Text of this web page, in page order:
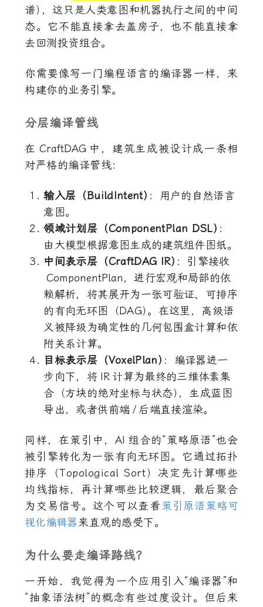
谱），这只是人类意图和机器执行之间的中间
态。它不能直接拿去盖房子，也不能直接拿
去回测投资组合。
你需要像写一门编程语言的编译器一样，来
构建你的业务引擎。
分层编译管线
在 CraftDAG 中，建筑生成被设计成一条相
对严格的编译管线：
输入层（BuildIntent）：用户的自然语言
意图。
领域计划层（ComponentPlan DSL）：
由大模型根据意图生成的建筑组件图纸。
中间表示层（CraftDAG IR）：引擎接收
ComponentPlan，进行宏观和局部的依
赖解析，将其展开为一张可验证、可排序
的有向无环图（DAG）。在这里，高级语
义被降级为确定性的几何包围盒计算和依
附关系计算。
目标表示层（VoxelPlan）：编译器进一
步向下，将 IR 计算为最终的三维体素集
合（方块的绝对坐标与状态），生成蓝图
导出，或者供前端 / 后端直接渲染。
同样，在策引中，AI 组合的“策略原语”也会
被引擎转化为一张有向无环图。它通过拓扑
排序（Topological Sort）决定先计算哪些
均线指标，再计算哪些比较逻辑，最后聚合
为交易信号。这个可以查看策引原语策略可
视化编辑器来直观的感受下。
为什么要走编译路线？
一开始，我觉得为一个应用引入“编译器”和
“抽象语法树”的概念有些过度设计。但后来